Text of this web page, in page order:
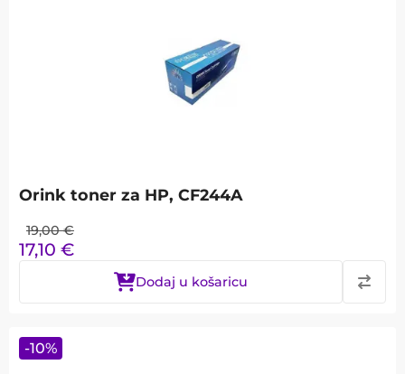
Orink toner za HP, CF244A
19,00 €
17,10 €
Dodaj u košaricu
-10%